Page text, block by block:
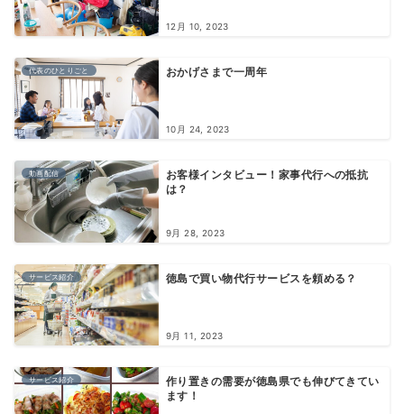
12月 10, 2023
代表のひとりごと おかげさまで一周年
10月 24, 2023
動画配信
お客様インタビュー！家事代行への抵抗
は？
9月 28, 2023
サービス紹介 徳島で買い物代行サービスを頼める？
9月 11, 2023
サービス紹介
作り置きの需要が徳島県でも伸びてきてい
ます！